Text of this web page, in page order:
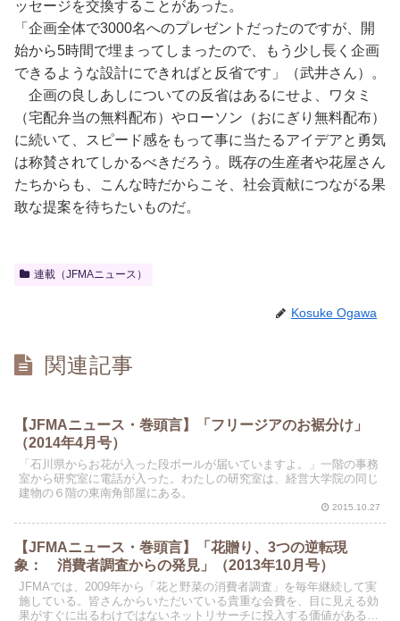
ッセージを交換することがあった。
「企画全体で3000名へのプレゼントだったのですが、開
始から5時間で埋まってしまったので、もう少し長く企画
できるような設計にできればと反省です」（武井さん）。
企画の良しあしについての反省はあるにせよ、ワタミ
（宅配弁当の無料配布）やローソン（おにぎり無料配布）
に続いて、スピード感をもって事に当たるアイデアと勇気
は称賛されてしかるべきだろう。既存の生産者や花屋さん
たちからも、こんな時だからこそ、社会貢献につながる果
敢な提案を待ちたいものだ。
連載（JFMAニュース）
Kosuke Ogawa
関連記事
【JFMAニュース・巻頭言】「フリージアのお裾分け」
（2014年4月号）
「石川県からお花が入った段ボールが届いていますよ。」一階の事務
室から研究室に電話が入った。わたしの研究室は、経営大学院の同じ
建物の６階の東南角部屋にある。
2015.10.27
【JFMAニュース・巻頭言】「花贈り、3つの逆転現
象： 消費者調査からの発見」（2013年10月号）
JFMAでは、2009年から「花と野菜の消費者調査」を毎年継続して実
施している。皆さんからいただいている貴重な会費を、目に見える効
果がすぐに出るわけではないネットリサーチに投入する価値があるの